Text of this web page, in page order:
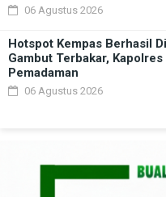
06 Agustus 2026
Hotspot Kempas Berhasil
Gambut Terbakar,
Pemadaman
06 Agustus 2026